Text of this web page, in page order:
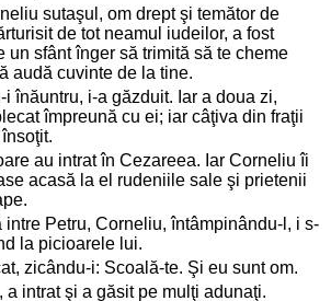
sutaşul, om drept şi temător de
de tot neamul iudeilor, a fost
un sfânt înger să trimită să te cheme
audă cuvinte de la tine.
i înăuntru, i-a găzduit. Iar a doua zi,
împreună cu ei; iar câţiva din fraţii
au intrat în Cezareea. Iar Corneliu îi
acasă la el rudeniile sale şi prietenii
intre Petru, Corneliu, întâmpinându-l, i s-
la picioarele lui.
zicându-i: Scoală-te. Şi eu sunt om.
a intrat şi a găsit pe mulţi adunaţi.